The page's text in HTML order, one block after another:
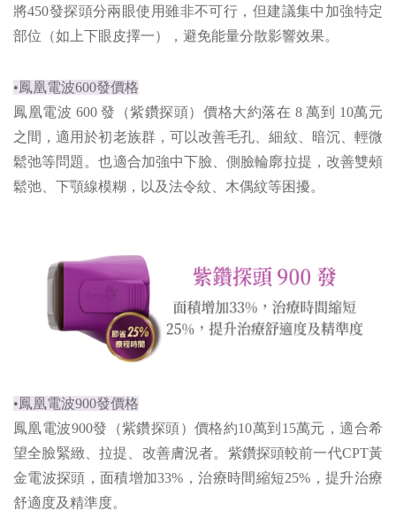
將450發探頭分兩眼使用雖非不可行，但建議集中加強特定
部位（如上下眼皮擇一），避免能量分散影響效果。
•鳳凰電波600發價格
鳳凰電波 600 發（紫鑽探頭）價格大約落在 8 萬到 10萬元
之間，適用於初老族群，可以改善毛孔、細紋、暗沉、輕微
鬆弛等問題。也適合加強中下臉、側臉輪廓拉提，改善雙頰
鬆弛、下顎線模糊，以及法令紋、木偶紋等困擾。
•鳳凰電波900發價格
鳳凰電波900發（紫鑽探頭）價格約10萬到15萬元，適合希
望全臉緊緻、拉提、改善膚況者。紫鑽探頭較前一代CPT黃
金電波探頭，面積增加33%，治療時間縮短25%，提升治療
舒適度及精準度。